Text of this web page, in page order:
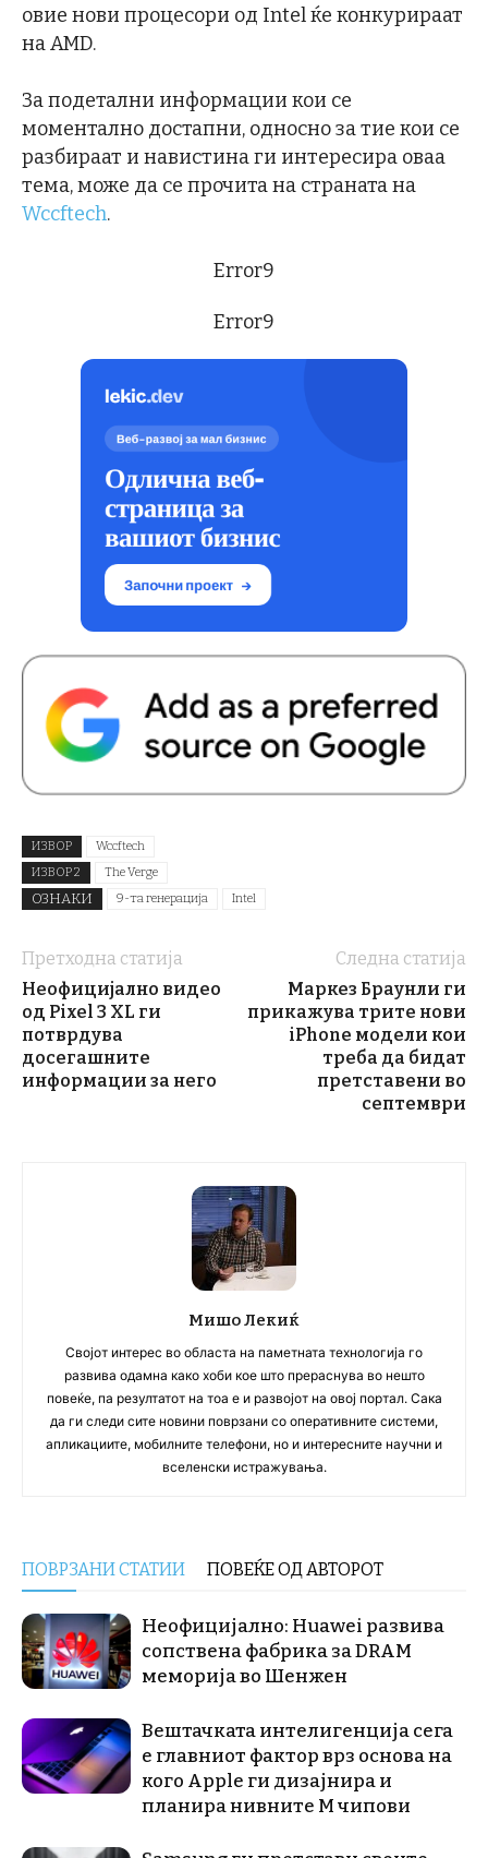
овие нови процесори од Intel ќе конкурираат
на AMD.
За подетални информации кои се
моментално достапни, односно за тие кои се
разбираат и навистина ги интересира оваа
тема, може да се прочита на страната на
Wccftech.
Error9
Error9
ИЗВОР
Wccftech
ИЗВОР 2
The Verge
ОЗНАКИ 9-та генерација Intel
Претходна статија
Неофицијално видео
од Pixel 3 XL ги
потврдува
досегашните
информации за него
Следна статија
Маркез Браунли ги
прикажува трите нови
iPhone модели кои
треба да бидат
претставени во
септември
Мишо Лекиќ
Својот интерес во областа на паметната технологија го
развива одамна како хоби кое што прераснува во нешто
повеќе, па резултатот на тоа е и развојот на овој портал. Сака
да ги следи сите новини поврзани со оперативните системи,
апликациите, мобилните телефони, но и интересните научни и
вселенски истражувања.
ПОВРЗАНИ СТАТИИ ПОВЕЌЕ ОД АВТОРОТ
Неофицијално: Huawei развива
сопствена фабрика за DRAM
меморија во Шенжен
Вештачката интелигенција сега
е главниот фактор врз основа на
кого Apple ги дизајнира и
планира нивните М чипови